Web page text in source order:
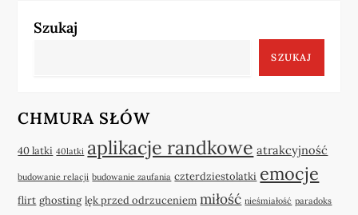
Szukaj
SZUKAJ
CHMURA SŁÓW
40 latki 40latki aplikacje randkowe atrakcyjność
budowanie relacji budowanie zaufania czterdziestolatki emocje
flirt ghosting lęk przed odrzuceniem miłość nieśmiałość paradoks